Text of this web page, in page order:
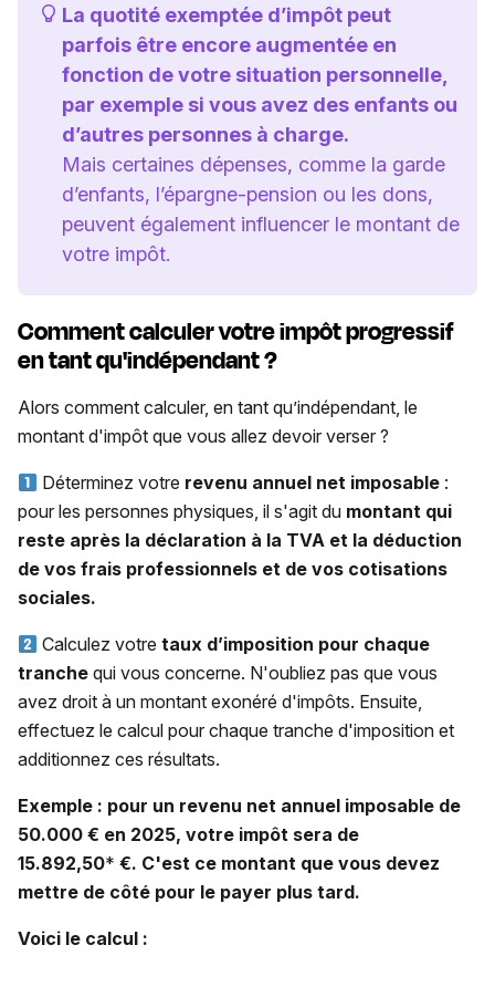
La quotité exemptée d’impôt peut
parfois être encore augmentée en
fonction de votre situation personnelle,
par exemple si vous avez des enfants ou
d’autres personnes à charge.
Mais certaines dépenses, comme la garde
d’enfants, l’épargne-pension ou les dons,
peuvent également influencer le montant de
votre impôt.
Comment calculer votre impôt progressif
en tant qu'indépendant ?
Alors comment calculer, en tant qu’indépendant, le
montant d'impôt que vous allez devoir verser ?
Déterminez votre revenu annuel net imposable :
pour les personnes physiques, il s'agit du montant qui
reste après la déclaration à la TVA et la déduction
de vos frais professionnels et de vos cotisations
sociales.
Calculez votretaux d’imposition pour chaque
tranche qui vous concerne. N'oubliez pas que vous
avez droit à un montant exonéré d'impôts. Ensuite,
effectuez le calcul pour chaque tranche d'imposition et
additionnez ces résultats.
Exemple : pour un revenu net annuel imposable de
50.000 € en 2025, votre impôt sera de
15.892,50* €. C'est ce montant que vous devez
mettre de côté pour le payer plus tard.
Voici le calcul :